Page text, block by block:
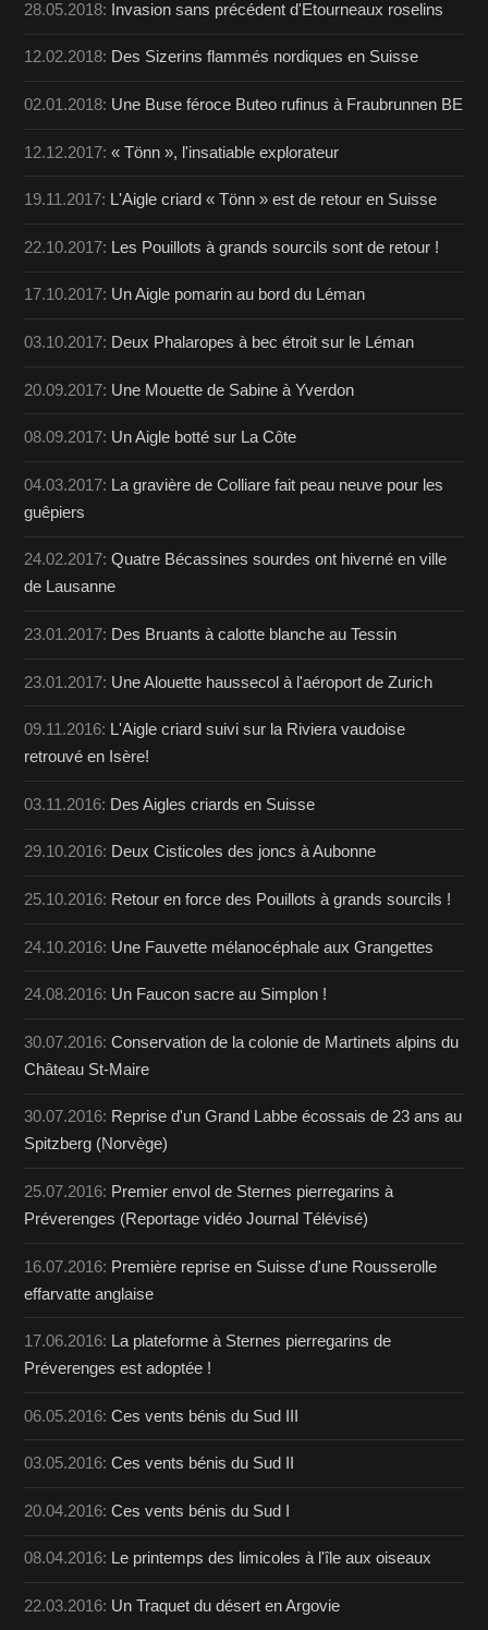
28.05.2018: Invasion sans précédent d'Etourneaux roselins
12.02.2018: Des Sizerins flammés nordiques en Suisse
02.01.2018: Une Buse féroce Buteo rufinus à Fraubrunnen BE
12.12.2017:« Tönn », l'insatiable explorateur
19.11.2017: L'Aigle criard « Tönn » est de retour en Suisse
22.10.2017: Les Pouillots à grands sourcils sont de retour !
17.10.2017: Un Aigle pomarin au bord du Léman
03.10.2017: Deux Phalaropes à bec étroit sur le Léman
20.09.2017: Une Mouette de Sabine à Yverdon
08.09.2017: Un Aigle botté sur La Côte
04.03.2017: La gravière de Colliare fait peau neuve pour les
guêpiers
24.02.2017:Quatre Bécassines sourdes ont hiverné en ville
de Lausanne
23.01.2017: Des Bruants à calotte blanche au Tessin
23.01.2017: Une Alouette haussecol à l'aéroport de Zurich
09.11.2016: L'Aigle criard suivi sur la Riviera vaudoise
retrouvé en Isère!
03.11.2016: Des Aigles criards en Suisse
29.10.2016: Deux Cisticoles des joncs à Aubonne
25.10.2016: Retour en force des Pouillots à grands sourcils !
24.10.2016: Une Fauvette mélanocéphale aux Grangettes
24.08.2016: Un Faucon sacre au Simplon !
30.07.2016:Conservation de la colonie de Martinets alpins du
Château St-Maire
30.07.2016: Reprise d'un Grand Labbe écossais de 23 ans au
Spitzberg (Norvège)
25.07.2016: Premier envol de Sternes pierregarins à
Préverenges (Reportage vidéo Journal Télévisé)
16.07.2016: Première reprise en Suisse d'une Rousserolle
effarvatte anglaise
17.06.2016: La plateforme à Sternes pierregarins de
Préverenges est adoptée !
06.05.2016:Ces vents bénis du Sud III
03.05.2016:Ces vents bénis du Sud II
20.04.2016:Ces vents bénis du Sud I
08.04.2016: Le printemps des limicoles à l'île aux oiseaux
22.03.2016: Un Traquet du désert en Argovie